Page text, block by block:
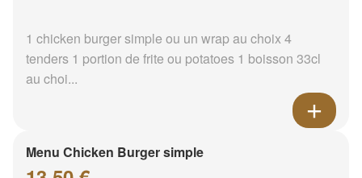
1 chicken burger simple ou un wrap au choix 4
tenders 1 portion de frite ou potatoes 1 boisson 33cl
au choi...
Menu Chicken Burger simple